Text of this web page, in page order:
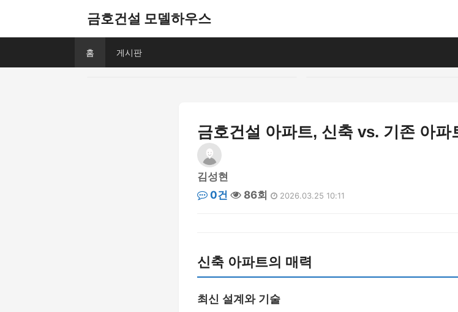
금호건설 모델하우스
홈 게시판
금호건설 아파트, 신축 vs. 기존 아파
김성현
0건
86회 2026.03.25 10:11
신축 아파트의 매력
최신 설계와 기술